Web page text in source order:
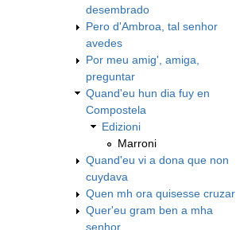
desembrado
Pero d'Ambroa, tal senhor
avedes
Por meu amig', amiga,
preguntar
Quand'eu hun dia fuy en
Compostela
Edizioni
Marroni
Quand'eu vi a dona que non
cuydava
Quen mh ora quisesse cruzar
Quer'eu gram ben a mha
senhor